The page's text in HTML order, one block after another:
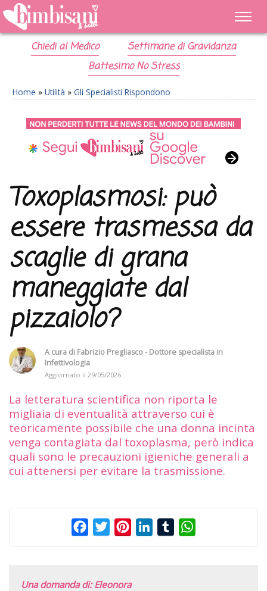
Chiedi al Medico
Settimane di Gravidanza
Battesimo No Stress
Home » Utilità » Gli Specialisti Rispondono
Toxoplasmosi: può
essere trasmessa da
scaglie di grana
maneggiate dal
pizzaiolo?
A cura di Fabrizio Pregliasco - Dottore specialista in
Infettivologia
Aggiornato il 29/05/2026
La letteratura scientifica non riporta le
migliaia di eventualità attraverso cui è
teoricamente possibile che una donna incinta
venga contagiata dal toxoplasma, però indica
quali sono le precauzioni igieniche generali a
cui attenersi per evitare la trasmissione.
FacebookTwitterPinterestLinkedInTumblr
Una domanda di: Eleonora